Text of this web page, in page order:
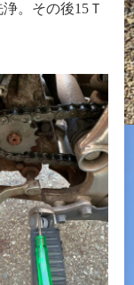
。その後15Ｔ